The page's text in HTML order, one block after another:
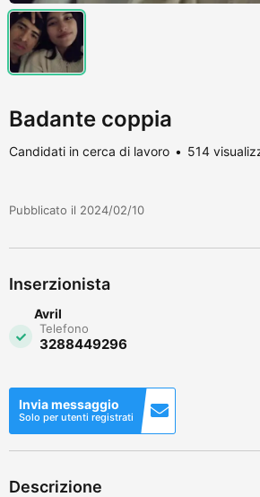
Badante coppia
Candidati in cerca di lavoro 514
Pubblicato il 2024/02/10
Inserzionista
Avril
Telefono
3288449296
Invia messaggio
Solo per utenti registrati
Descrizione